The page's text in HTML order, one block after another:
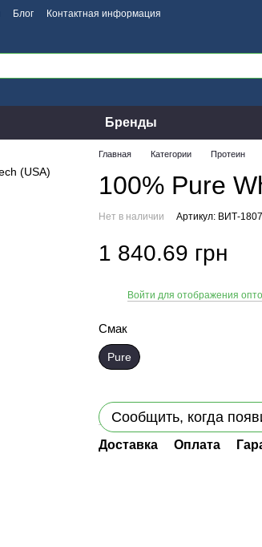
Блог Контактная информация
Бренды
Главная Категории Протеин
100% Pure
Нет в наличии Артикул: ВИТ-
1 840.69 грн
Войти для отображения
Смак
Pure
Сообщить, когда
Доставка Оплата